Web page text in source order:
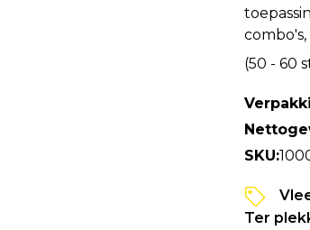
(50 - 60
SKU:
Ter